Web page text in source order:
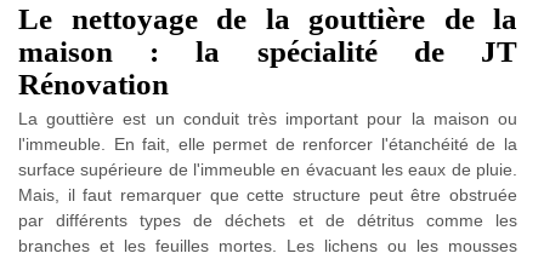
Le nettoyage de la gouttière de la
maison : la spécialité de JT
Rénovation
La gouttière est un conduit très important pour la maison ou
l'immeuble. En fait, elle permet de renforcer l'étanchéité de la
surface supérieure de l'immeuble en évacuant les eaux de pluie.
Mais, il faut remarquer que cette structure peut être obstruée
par différents types de déchets et de détritus comme les
branches et les feuilles mortes. Les lichens ou les mousses